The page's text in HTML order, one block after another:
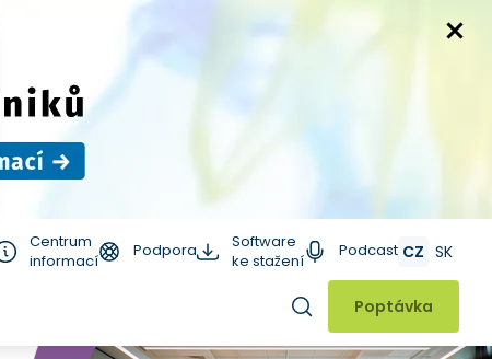
Centrum
informací
Podpora
Software
ke stažení
Podcast CZ SK
Hledat
Poptávka